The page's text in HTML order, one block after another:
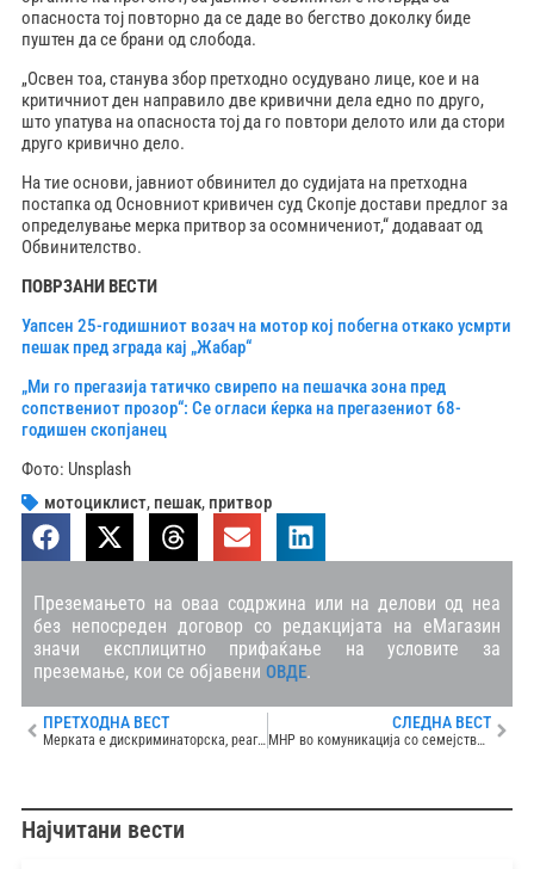
опасноста тој повторно да се даде во бегство доколку биде
пуштен да се брани од слобода.
„Освен тоа, станува збор претходно осудувано лице, кое и на
критичниот ден направило две кривични дела едно по друго,
што упатува на опасноста тој да го повтори делото или да стори
друго кривично дело.
На тие основи, јавниот обвинител до судијата на претходна
постапка од Основниот кривичен суд Скопје достави предлог за
определување мерка притвор за осомничениот,“ додаваат од
Обвинителство.
ПОВРЗАНИ ВЕСТИ
Уапсен 25-годишниот возач на мотор кој побегна откако усмрти
пешак пред зграда кај „Жабар“
„Ми го прегазија татичко свирепо на пешачка зона пред
сопствениот прозор“: Се огласи ќерка на прегазениот 68-
годишен скопјанец
Фото: Unsplash
мотоциклист, пешак, притвор
Преземањето на оваа содржина или на делови од неа
без непосреден договор со редакцијата на еМагазин
значи експлицитно прифаќање на условите за
преземање, кои се објавени ОВДЕ.
ПРЕТХОДНА ВЕСТ
Мерката е дискриминаторска, реагираат од Мрежата за заштита од дискриминација за идејата на Владата за данок на немажени и неженети
СЛЕДНА ВЕСТ
МНР во комуникација со семејството: Телото на загинатиот во сообраќајката во Србија ќе биде транспортирано во Македонија
Најчитани вести